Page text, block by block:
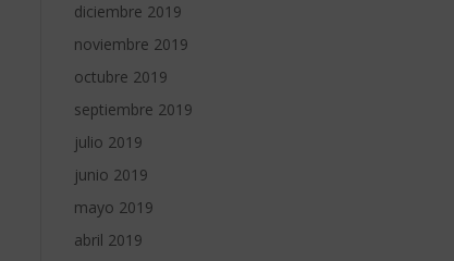
diciembre 2019
noviembre 2019
octubre 2019
septiembre 2019
julio 2019
junio 2019
mayo 2019
abril 2019